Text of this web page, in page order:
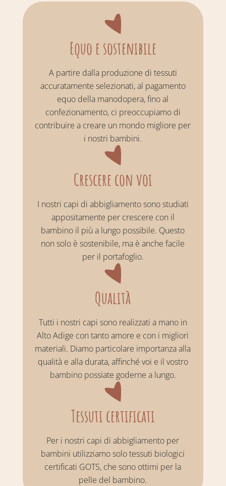
Equo e sostenibile
A partire dalla produzione di tessuti
accuratamente selezionati, al pagamento
equo della manodopera, fino al
confezionamento, ci preoccupiamo di
contribuire a creare un mondo migliore per
i nostri bambini.
Crescere con voi
I nostri capi di abbigliamento sono studiati
appositamente per crescere con il
bambino il più a lungo possibile. Questo
non solo è sostenibile, ma è anche facile
per il portafoglio.
Qualità
Tutti i nostri capi sono realizzati a mano in
Alto Adige con tanto amore e con i migliori
materiali. Diamo particolare importanza alla
qualità e alla durata, affinché voi e il vostro
bambino possiate goderne a lungo.
Tessuti certificati
Per i nostri capi di abbigliamento per
bambini utilizziamo solo tessuti biologici
certificati GOTS, che sono ottimi per la
pelle del bambino.